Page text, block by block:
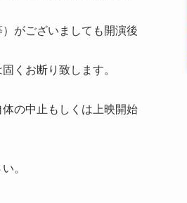
がございましても開演後
くお断り致します。
の中止もしくは上映開始
。